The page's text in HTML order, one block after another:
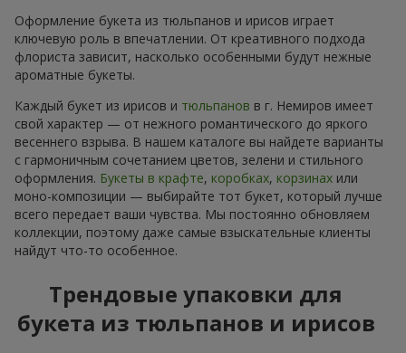
Оформление букета из тюльпанов и ирисов играет
ключевую роль в впечатлении. От креативного подхода
флориста зависит, насколько особенными будут нежные
ароматные букеты.
Каждый букет из ирисов и тюльпанов в г. Немиров имеет
свой характер — от нежного романтического до яркого
весеннего взрыва. В нашем каталоге вы найдете варианты
с гармоничным сочетанием цветов, зелени и стильного
оформления. Букеты в крафте, коробках, корзинах или
моно-композиции — выбирайте тот букет, который лучше
всего передает ваши чувства. Мы постоянно обновляем
коллекции, поэтому даже самые взыскательные клиенты
найдут что-то особенное.
Трендовые упаковки для
букета из тюльпанов и ирисов